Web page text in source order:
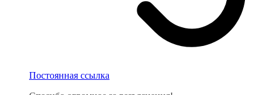
Постоянная ссылка